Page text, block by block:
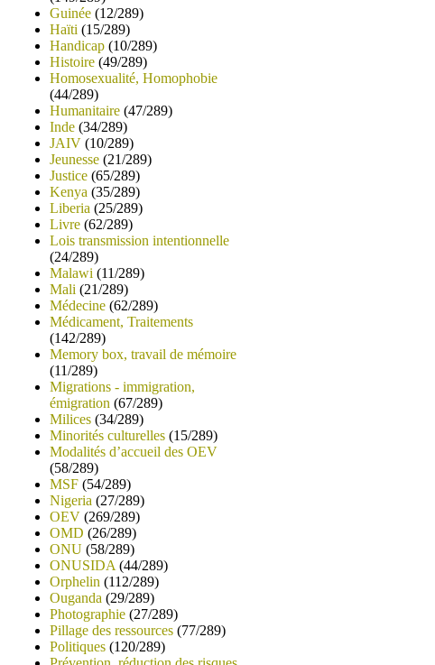
Guinée (12/289)
Haïti (15/289)
Handicap (10/289)
Histoire (49/289)
Homosexualité, Homophobie
(44/289)
Humanitaire (47/289)
Inde (34/289)
JAIV (10/289)
Jeunesse (21/289)
Justice (65/289)
Kenya (35/289)
Liberia (25/289)
Livre (62/289)
Lois transmission intentionnelle
(24/289)
Malawi (11/289)
Mali (21/289)
Médecine (62/289)
Médicament, Traitements
(142/289)
Memory box, travail de mémoire
(11/289)
Migrations - immigration,
émigration (67/289)
Milices (34/289)
Minorités culturelles (15/289)
Modalités d’accueil des OEV
(58/289)
MSF (54/289)
Nigeria (27/289)
OEV (269/289)
OMD (26/289)
ONU (58/289)
ONUSIDA (44/289)
Orphelin (112/289)
Ouganda (29/289)
Photographie (27/289)
Pillage des ressources (77/289)
Politiques (120/289)